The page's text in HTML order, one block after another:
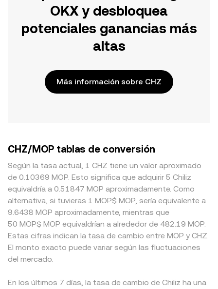
OKX y desbloquea
potenciales ganancias más
altas
Más información sobre CHZ
CHZ/MOP tablas de conversión
Según la tasa actual, 1 CHZ tiene un valor aproximado
de 0.10369 MOP. Esto significa que adquirir 5 Chiliz
equivaldría a 0.51847 MOP aproximadamente. Como
alternativa, si tuvieras 1 MOP$ MOP, sería equivalente a
9.6438 MOP aproximadamente, mientras que
50 MOP$ MOP equivaldrían a alrededor de 482.19 MOP.
Estas cifras indican la tasa de cambio entre MOP y CHZ.
El monto exacto puede variar según las fluctuaciones
del mercado.
En los últimos 7 días, la tasa de cambio de Chiliz ha una